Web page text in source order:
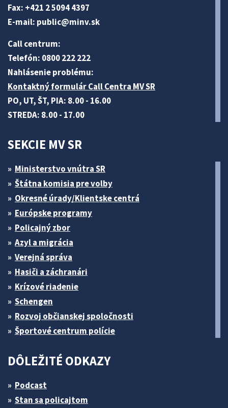
Fax: +421 2 5094 4397
E-mail: public@minv.sk
Call centrum:
Telefón: 0800 222 222
Nahlásenie problému:
Kontaktný formulár Call Centra MV SR
PO, UT, ŠT, PIA: 8.00 - 16.00
STREDA: 8.00 - 17.00
SEKCIE MV SR
Ministerstvo vnútra SR
Štátna komisia pre volby
Okresné úrady/Klientske centrá
Európske programy
Policajný zbor
Azyl a migrácia
Verejná správa
Hasiči a záchranári
Krízové riadenie
Schengen
Rozvoj občianskej spoločnosti
Športové centrum polície
DÔLEŽITÉ ODKAZY
Podcast
Stan sa policajtom